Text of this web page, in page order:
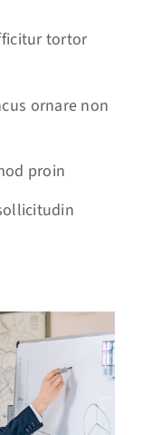
tortor
ornare non
proin